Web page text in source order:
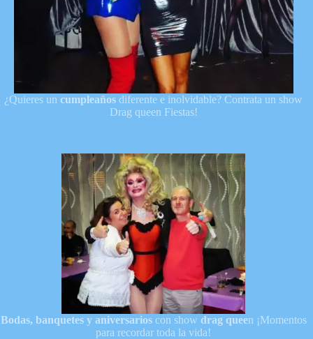
¿Quieres uncumpleañosdiferente e inolvidable? Contrata un show
Drag queen Fiestas!
Bodas, banquetes y aniversarioscon show drag queen ¡Momentos
para recordar toda la vida!